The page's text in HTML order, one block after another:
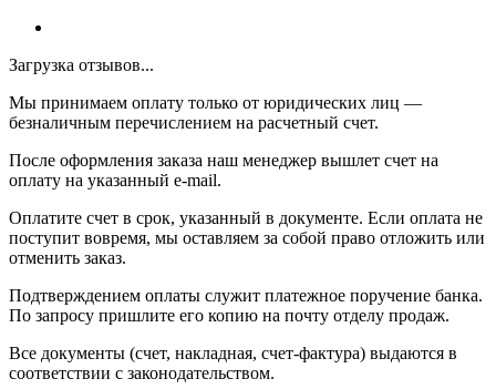
Загрузка отзывов...
Мы принимаем оплату только от юридических лиц —
безналичным перечислением на расчетный счет.
После оформления заказа наш менеджер вышлет счет на
оплату на указанный e-mail.
Оплатите счет в срок, указанный в документе. Если оплата не
поступит вовремя, мы оставляем за собой право отложить или
отменить заказ.
Подтверждением оплаты служит платежное поручение банка.
По запросу пришлите его копию на почту отделу продаж.
Все документы (счет, накладная, счет‑фактура) выдаются в
соответствии с законодательством.